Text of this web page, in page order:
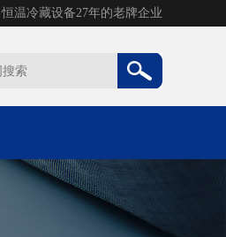
温冷藏设备27年的老牌企业